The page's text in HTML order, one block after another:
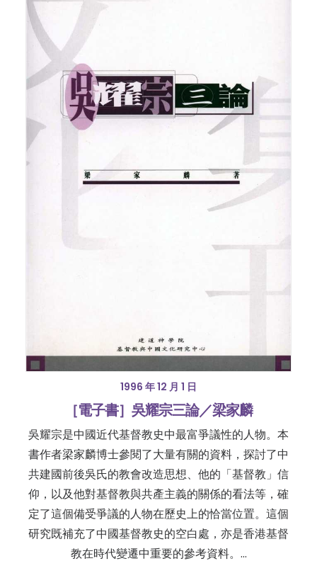
1996 年 12 月 1 日
［電子書］吳耀宗三論／梁家麟
吳耀宗是中國近代基督教史中最富爭議性的人物。本
書作者梁家麟博士參閱了大量有關的資料，探討了中
共建國前後吳氏的教會改造思想、他的「基督教」信
仰，以及他對基督教與共產主義的關係的看法等，確
定了這個備受爭議的人物在歷史上的恰當位置。這個
研究既補充了中國基督教史的空白處，亦是香港基督
教在時代變遷中重要的參考資料。…